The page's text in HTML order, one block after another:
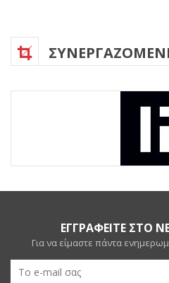
ΕΓΓΡΑΦΕΙΤΕ ΣΤΟ
Για να είμαστε πάντα